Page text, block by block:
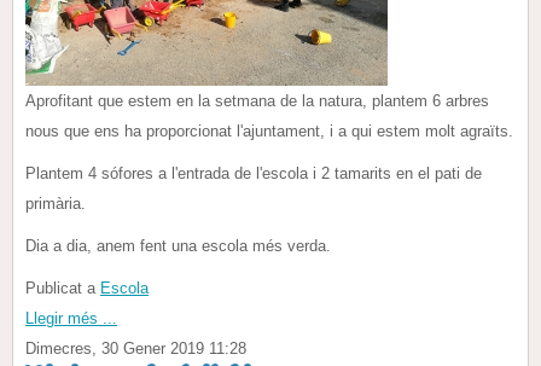
Aprofitant que estem en la setmana de la natura, plantem 6 arbres
nous que ens ha proporcionat l'ajuntament, i a qui estem molt agraïts.
Plantem 4 sófores a l'entrada de l'escola i 2 tamarits en el pati de
primària.
Dia a dia, anem fent una escola més verda.
Publicat a Escola
Llegir més ...
Dimecres, 30 Gener 2019 11:28